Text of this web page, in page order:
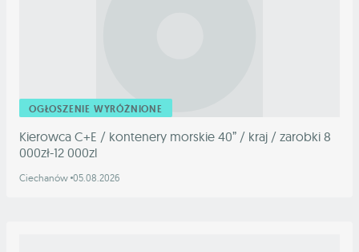
OGŁOSZENIE WYRÓŻNIONE
Kierowca C+E / kontenery morskie 40” / kraj / zarobki 8
000zł-12 000zl
Ciechanów 05.08.2026